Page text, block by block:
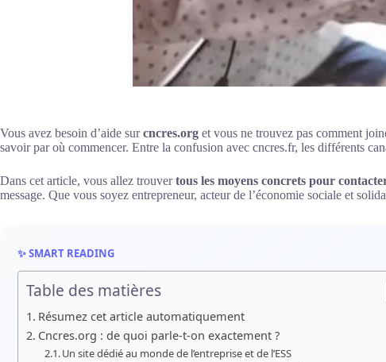
Vous avez besoin d’aide surcncres.org et vous ne trouvez pas comment
savoir par où commencer. Entre la confusion avec cncres.fr, les différents
Dans cet article, vous allez trouvertous les moyens concrets pour
message. Que vous soyez entrepreneur, acteur de l’économie sociale et
✨ SMART READING
Table des matières
Résumez cet article automatiquement
Cncres.org : de quoi parle-t-on exactement ?
Un site dédié au monde de l’entreprise et de l’ESS